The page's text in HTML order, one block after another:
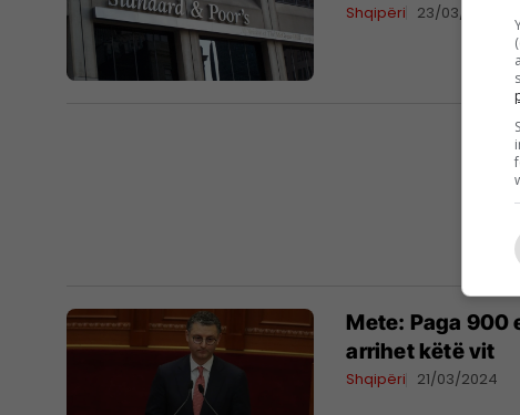
Shqipëri 23/03/2024
Mete: Paga 900
arrihet këtë vit
Shqipëri 21/03/2024